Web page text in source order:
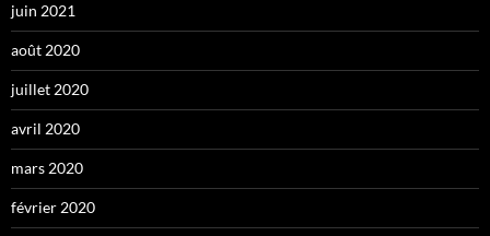
juin 2021
août 2020
juillet 2020
avril 2020
mars 2020
février 2020